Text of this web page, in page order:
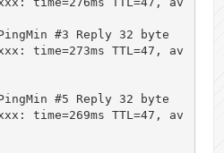
#3 Reply 32 byte
time=273ms TTL=47, av
#5 Reply 32 byte
time=269ms TTL=47, av